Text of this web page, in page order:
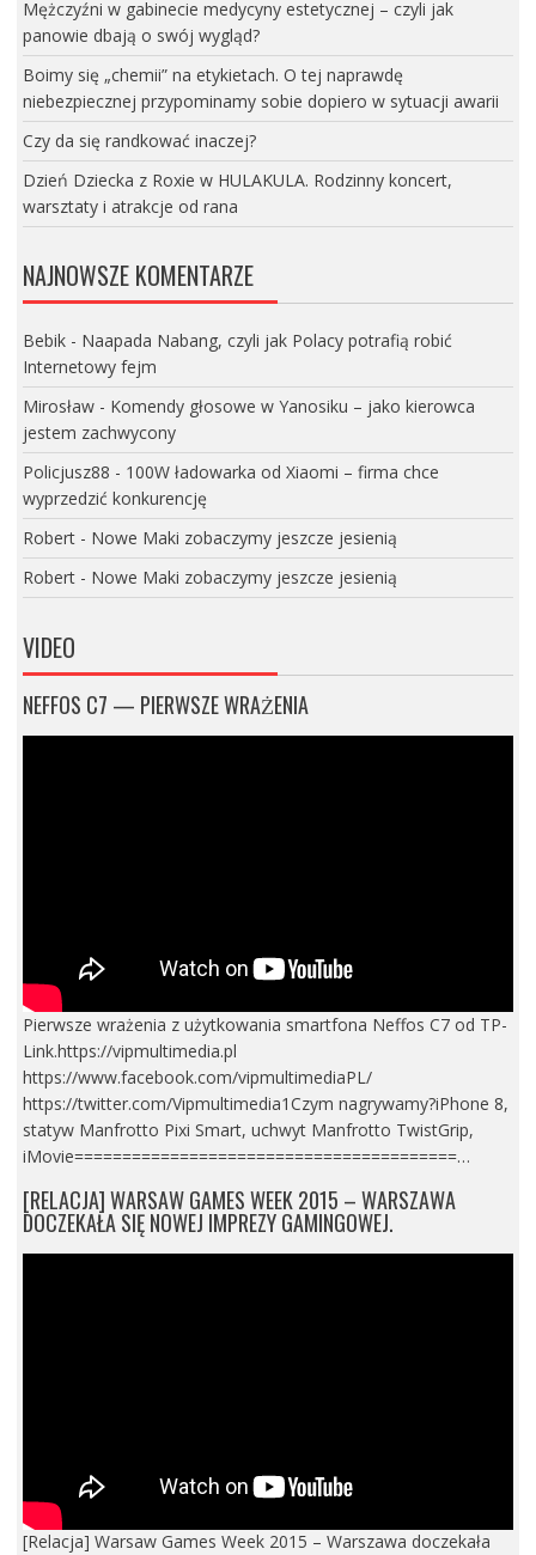
Mężczyźni w gabinecie medycyny estetycznej – czyli jak
panowie dbają o swój wygląd?
Boimy się „chemii” na etykietach. O tej naprawdę
niebezpiecznej przypominamy sobie dopiero w sytuacji awarii
Czy da się randkować inaczej?
Dzień Dziecka z Roxie w HULAKULA. Rodzinny koncert,
warsztaty i atrakcje od rana
NAJNOWSZE KOMENTARZE
Bebik- Naapada Nabang, czyli jak Polacy potrafią robić
Internetowy fejm
Mirosław- Komendy głosowe w Yanosiku – jako kierowca
jestem zachwycony
Policjusz88 - 100W ładowarka od Xiaomi – firma chce
wyprzedzić konkurencję
Robert- Nowe Maki zobaczymy jeszcze jesienią
Robert- Nowe Maki zobaczymy jeszcze jesienią
VIDEO
NEFFOS C7 — PIERWSZE WRAŻENIA
Pierwsze wrażenia z użytkowania smartfona Neffos C7 od TP-
Link.https://vipmultimedia.pl
https://www.facebook.com/vipmultimediaPL/
https://twitter.com/Vipmultimedia1Czym nagrywamy?iPhone 8,
statyw Manfrotto Pixi Smart, uchwyt Manfrotto TwistGrip,
iMovie========================================…
[RELACJA] WARSAW GAMES WEEK 2015 – WARSZAWA
DOCZEKAŁA SIĘ NOWEJ IMPREZY GAMINGOWEJ.
[Relacja] Warsaw Games Week 2015 – Warszawa doczekała